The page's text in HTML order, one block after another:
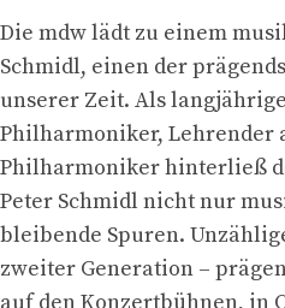
Die mdw lädt zu einem
Schmidl, einen der
unserer Zeit. Als
Philharmoniker, Lehrender
Philharmoniker hinterließ
Peter Schmidl nicht nur
bleibende Spuren.
zweiter Generation –
auf den Konzertbühnen, in